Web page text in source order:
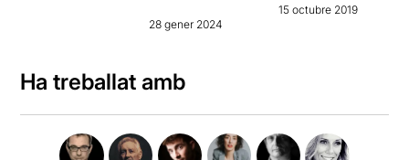
28 gener 2024
15 octubre 2019
Ha treballat amb